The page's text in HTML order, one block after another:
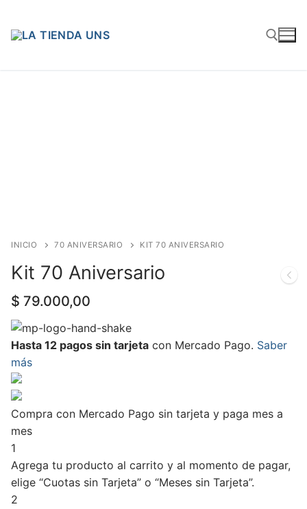
INICIO 70 ANIVERSARIO KIT 70 ANIVERSARIO
Kit 70 Aniversario
$ 79.000,00
Hasta 12 pagos sin tarjeta con Mercado Pago. Saber
más
Compra con Mercado Pago sin tarjeta y paga mes a
mes
1
Agrega tu producto al carrito y al momento de pagar,
elige “Cuotas sin Tarjeta” o “Meses sin Tarjeta”.
2